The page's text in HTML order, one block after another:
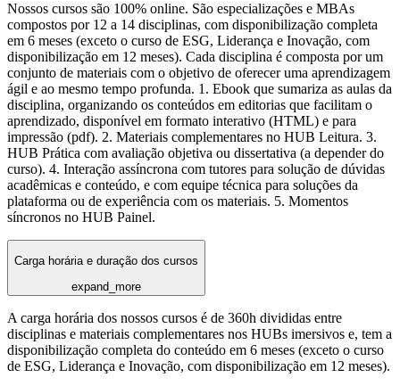
Nossos cursos são 100% online. São especializações e MBAs
compostos por 12 a 14 disciplinas, com disponibilização completa
em 6 meses (exceto o curso de ESG, Liderança e Inovação, com
disponibilização em 12 meses). Cada disciplina é composta por um
conjunto de materiais com o objetivo de oferecer uma aprendizagem
ágil e ao mesmo tempo profunda. 1. Ebook que sumariza as aulas da
disciplina, organizando os conteúdos em editorias que facilitam o
aprendizado, disponível em formato interativo (HTML) e para
impressão (pdf). 2. Materiais complementares no HUB Leitura. 3.
HUB Prática com avaliação objetiva ou dissertativa (a depender do
curso). 4. Interação assíncrona com tutores para solução de dúvidas
acadêmicas e conteúdo, e com equipe técnica para soluções da
plataforma ou de experiência com os materiais. 5. Momentos
síncronos no HUB Painel.
Carga horária e duração dos cursos
expand_more
A carga horária dos nossos cursos é de 360h divididas entre
disciplinas e materiais complementares nos HUBs imersivos e, tem a
disponibilização completa do conteúdo em 6 meses (exceto o curso
de ESG, Liderança e Inovação, com disponibilização em 12 meses).